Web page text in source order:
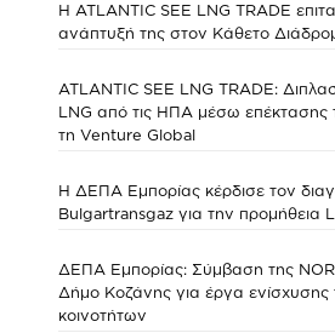
Η ATLANTIC SEE LNG TRADE
ανάπτυξή της στον Κάθετο
ATLANTIC SEE LNG TRADE:
LNG από τις ΗΠΑ μέσω επέκτασης
τη Venture Global
Η ΔΕΠΑ Εμπορίας κέρδισε τον
Bulgartransgaz για την προμήθεια
ΔΕΠΑ Εμπορίας: Σύμβαση της
Δήμο Κοζάνης για έργα ενίσχυσης
κοινοτήτων